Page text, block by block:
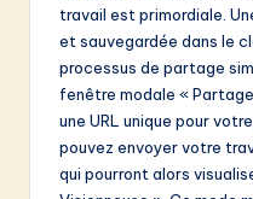
travail est primordiale.
et sauvegardée dans le
processus de partage
fenêtre modale «
une URL unique pour
pouvez envoyer votre
qui pourront alors